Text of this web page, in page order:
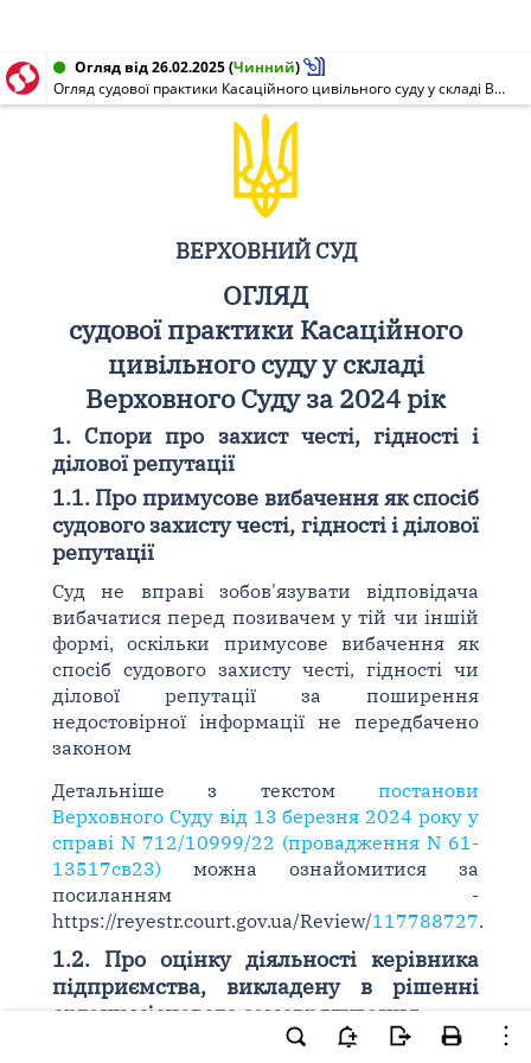
Огляд від 26.02.2025(Чинний)
Огляд судової практики Касаційного цивільного суду у складі Верховного Суду за 2024 рік
ВЕРХОВНИЙ СУД
ОГЛЯД
судової практики Касаційного
цивільного суду у складі
Верховного Суду за 2024 рік
1. Спори про захист честі, гідності і
ділової репутації
1.1. Про примусове вибачення як спосіб
судового захисту честі, гідності і ділової
репутації
Суд не вправі зобов'язувати відповідача
вибачатися перед позивачем у тій чи іншій
формі, оскільки примусове вибачення як
спосіб судового захисту честі, гідності чи
ділової репутації за поширення
недостовірної інформації не передбачено
законом
Детальніше з текстомпостанови
Верховного Суду від 13 березня 2024 року у
справі N 712/10999/22 (провадження N 61-
13517св23)можна ознайомитися за
посиланням -
https://reyestr.court.gov.ua/Review/117788727.
1.2. Про оцінку діяльності керівника
підприємства, викладену в рішенні
органу місцевого самоврядування
Оцінка діяльності фізичної особи, яка